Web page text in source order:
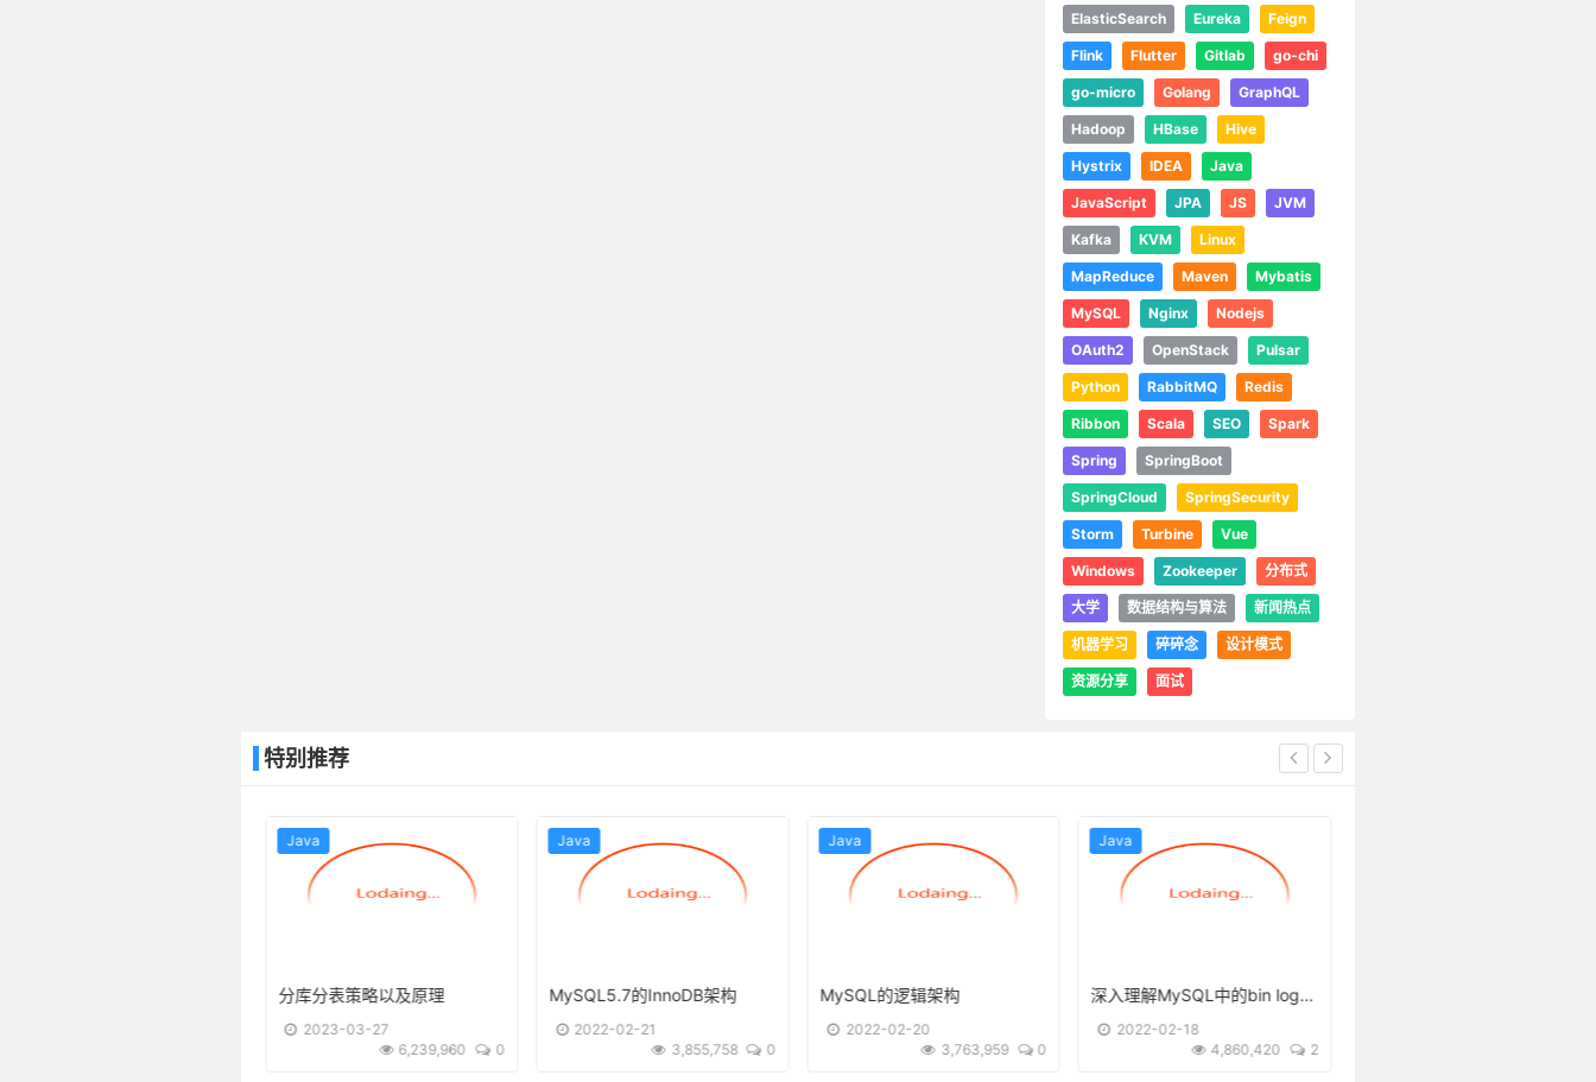
ElasticSearch Eureka Feign
Flink Flutter Gitlab go-chi
go-micro Golang GraphQL
Hadoop HBase Hive
Hystrix IDEA Java
JavaScript JPA JS JVM
Kafka KVM Linux
MapReduce Maven Mybatis
MySQL Nginx Nodejs
OAuth2 OpenStack Pulsar
Python RabbitMQ Redis
Ribbon Scala SEO Spark
Spring SpringBoot
SpringCloud SpringSecurity
Storm Turbine Vue
Windows Zookeeper 分布式
大学 数据结构与算法 新闻热点
机器学习 碎碎念 设计模式
资源分享 面试
特别推荐
Java
分库分表策略以及原理
2023-03-27
6,239,960
0
Java
MySQL5.7的InnoDB架构
2022-02-21
3,855,758
0
Java
MySQL的逻辑架构
2022-02-20
3,763,959
0
Java
深入理解MySQL中的bin log、redo log、undo log
2022-02-18
4,860,420
2